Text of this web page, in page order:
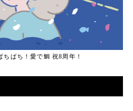
ちぱち！愛で鯛 祝8周年！